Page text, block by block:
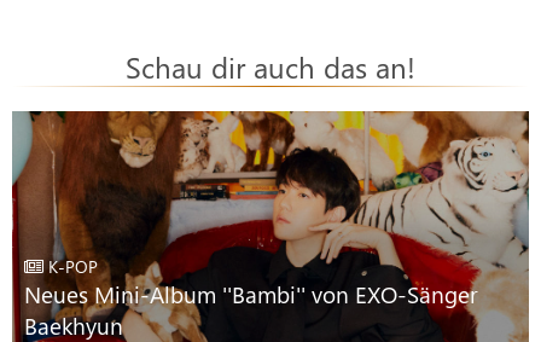
Schau dir auch das an!
K-POP
Neues Mini-Album ''Bambi'' von EXO-Sänger
Baekhyun